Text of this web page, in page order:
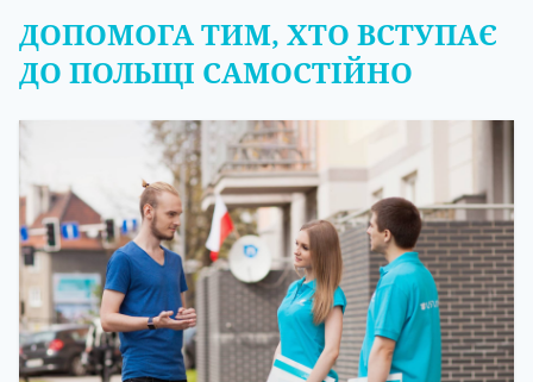
ДОПОМОГА ТИМ, ХТО ВСТУПАЄ
ДО ПОЛЬЩІ САМОСТІЙНО